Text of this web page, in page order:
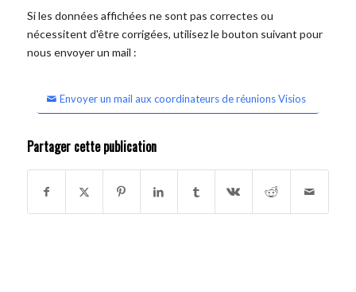
Si les données affichées ne sont pas correctes ou
nécessitent d'être corrigées, utilisez le bouton suivant pour
nous envoyer un mail :
Envoyer un mail aux coordinateurs de réunions Visios
Partager cette publication